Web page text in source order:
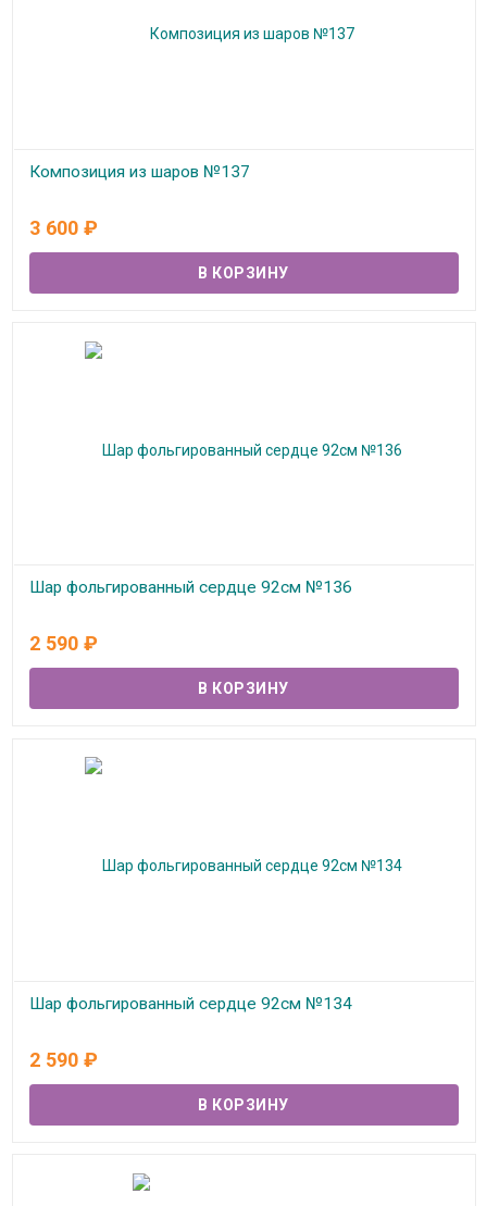
Композиция из шаров №137
3 600 ₽
Шар фольгированный сердце 92см №136
2 590 ₽
Шар фольгированный сердце 92см №134
2 590 ₽